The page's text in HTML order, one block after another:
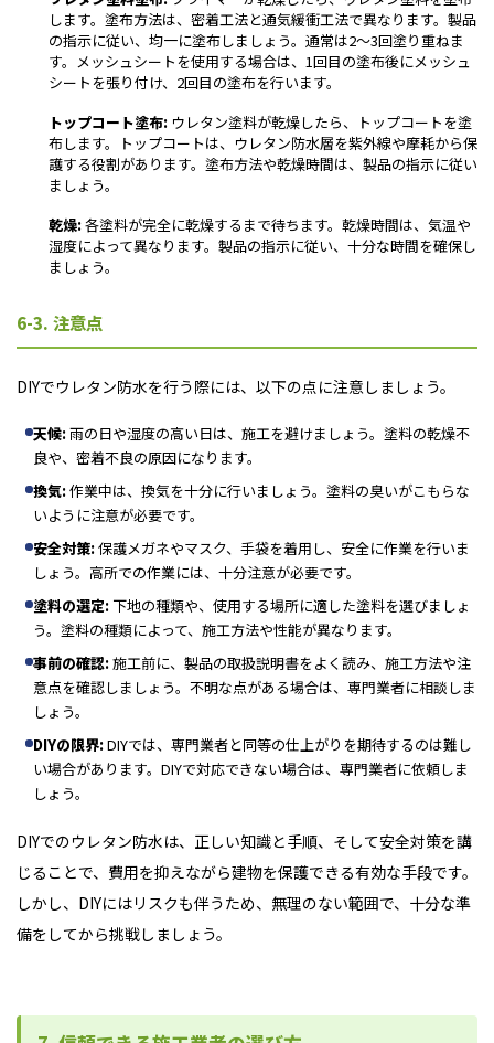
します。塗布方法は、密着工法と通気緩衝工法で異なります。製品
の指示に従い、均一に塗布しましょう。通常は2～3回塗り重ねま
す。メッシュシートを使用する場合は、1回目の塗布後にメッシュ
シートを張り付け、2回目の塗布を行います。
トップコート塗布: ウレタン塗料が乾燥したら、トップコートを塗
布します。トップコートは、ウレタン防水層を紫外線や摩耗から保
護する役割があります。塗布方法や乾燥時間は、製品の指示に従い
ましょう。
乾燥:各塗料が完全に乾燥するまで待ちます。乾燥時間は、気温や
湿度によって異なります。製品の指示に従い、十分な時間を確保し
ましょう。
6-3. 注意点
DIYでウレタン防水を行う際には、以下の点に注意しましょう。
天候:雨の日や湿度の高い日は、施工を避けましょう。塗料の乾燥不
良や、密着不良の原因になります。
換気:作業中は、換気を十分に行いましょう。塗料の臭いがこもらな
いように注意が必要です。
安全対策:保護メガネやマスク、手袋を着用し、安全に作業を行いま
しょう。高所での作業には、十分注意が必要です。
塗料の選定: 下地の種類や、使用する場所に適した塗料を選びましょ
う。塗料の種類によって、施工方法や性能が異なります。
事前の確認:施工前に、製品の取扱説明書をよく読み、施工方法や注
意点を確認しましょう。不明な点がある場合は、専門業者に相談しま
しょう。
DIYの限界:DIYでは、専門業者と同等の仕上がりを期待するのは難し
い場合があります。DIYで対応できない場合は、専門業者に依頼しま
しょう。
DIYでのウレタン防水は、正しい知識と手順、そして安全対策を講
じることで、費用を抑えながら建物を保護できる有効な手段です。
しかし、DIYにはリスクも伴うため、無理のない範囲で、十分な準
備をしてから挑戦しましょう。